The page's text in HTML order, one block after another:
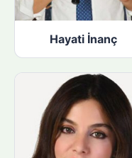
Hayati İnanç